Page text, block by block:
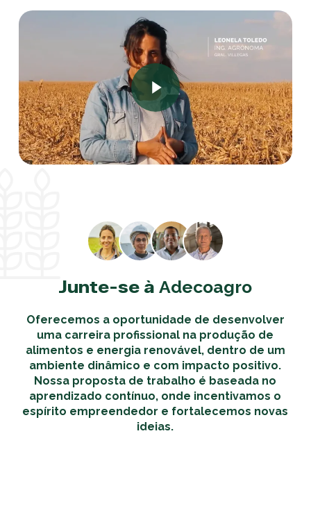
Play Video
Play Video
Junte-se àAdecoagro
Oferecemos a oportunidade de desenvolver
uma carreira profissional na produção de
alimentos e energia renovável, dentro de um
ambiente dinâmico e com impacto positivo.
Nossa proposta de trabalho é baseada no
aprendizado contínuo, onde incentivamos o
espírito empreendedor e fortalecemos novas
ideias.